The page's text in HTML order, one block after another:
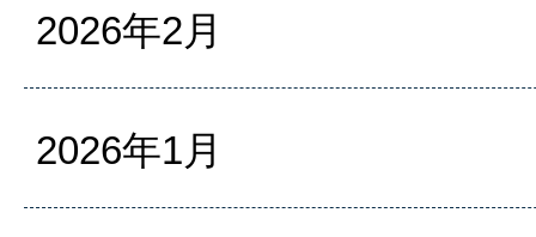
2026年2月
2026年1月